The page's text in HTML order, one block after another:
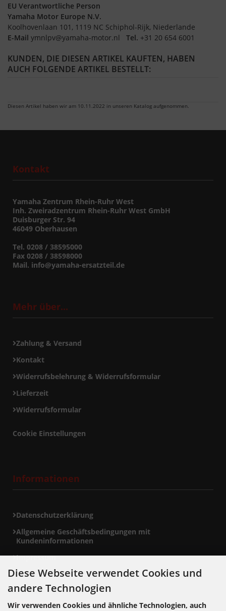
EU Verantwortliche Person
Yamaha Motor Europe N.V.
Koolhovenlaan 101, 1119 NC Schiphol-Rijk, Niederlande
E-Mail ymnlpv@yamaha-motor.nl Tel. +31 20 654 6001
KUNDEN, DIE DIESEN ARTIKEL KAUFTEN, HABEN
AUCH FOLGENDE ARTIKEL BESTELLT:
Diesen Artikel haben wir am 10.11.2022 in unseren Katalog aufgenommen.
Kontakt
Yamaha Zentrum Rhein-Ruhr West
Inh. Zweiradzentrum Rhein-Ruhr West GmbH
Duisburger Str. 94
46049 Oberhausen
Tel. 0208 / 38595000
Fax 0208 / 38598000
Mail. info@yamaha-ersatzteil.de
Mehr über...
Zahlung & Versand
Kontakt
Widerrufsbelehrung & Widerrufsformular
Lieferzeit
Widerrufsformular
Cookie Einstellungen
Informationen
Datenschutzerklärung
Allgemeine Geschäftsbedingungen mit
Kundeninformationen
Impressum
Zahlungsmethoden
Diese Webseite verwendet Cookies und
andere Technologien
Wir verwenden Cookies und ähnliche Technologien, auch